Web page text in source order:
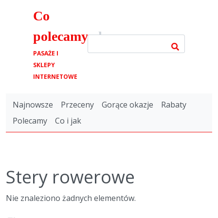
Co
polecamy.pl
PASAŻE I
SKLEPY
INTERNETOWE
Najnowsze Przeceny Gorące okazje
Rabaty
Polecamy
Co i jak
Stery rowerowe
Nie znaleziono żadnych elementów.